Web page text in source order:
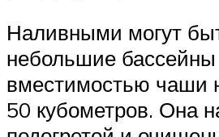
Наливными могут
небольшие
вместимостью чаши
50 кубометров. Она